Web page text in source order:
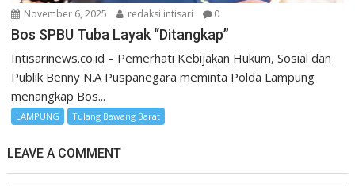
November 6, 2025 redaksi intisari 0
Bos SPBU Tuba Layak “Ditangkap”
Intisarinews.co.id – Pemerhati Kebijakan Hukum, Sosial dan
Publik Benny N.A Puspanegara meminta Polda Lampung
menangkap Bos...
LAMPUNG Tulang Bawang Barat
LEAVE A COMMENT